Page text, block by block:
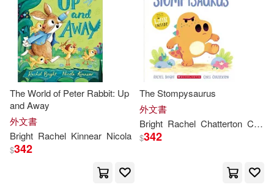
The World of Peter Rabbit: Up
and Away
外文書
Bright Rachel Kinnear Nicola
$342
The Stompysaurus
外文書
Bright Rachel Chatterton Chris
$342